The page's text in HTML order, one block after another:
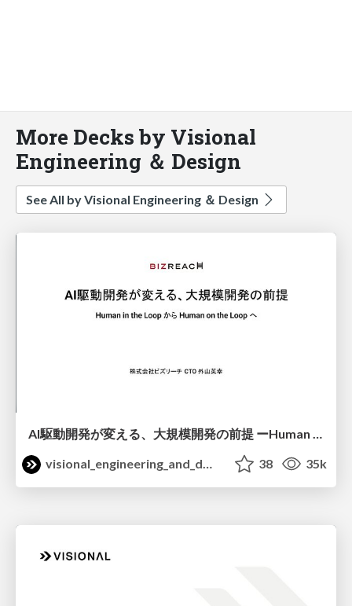
More Decks by Visional
Engineering ＆ Design
See All by Visional Engineering ＆ Design
AI駆動開発が変える、大規模開発の前提 ーHuman in the Loop から Human on the Loop へ / AIE2026
visional_engineering_and_design
38 35k